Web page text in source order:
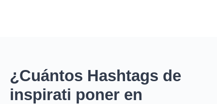
¿Cuántos Hashtags de
inspirati poner en